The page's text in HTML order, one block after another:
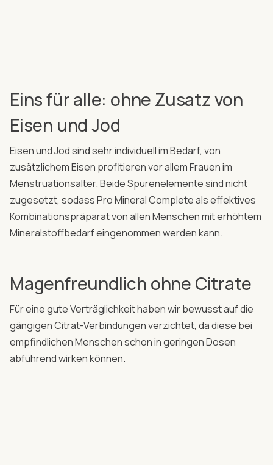
Eins für alle: ohne Zusatz von
Eisen und Jod
Eisen und Jod sind sehr individuell im Bedarf, von
zusätzlichem Eisen profitieren vor allem Frauen im
Menstruationsalter. Beide Spurenelemente sind nicht
zugesetzt, sodass Pro Mineral Complete als effektives
Kombinationspräparat von allen Menschen mit erhöhtem
Mineralstoffbedarf eingenommen werden kann.
Magenfreundlich ohne Citrate
Für eine gute Verträglichkeit haben wir bewusst auf die
gängigen Citrat-Verbindungen verzichtet, da diese bei
empfindlichen Menschen schon in geringen Dosen
abführend wirken können.